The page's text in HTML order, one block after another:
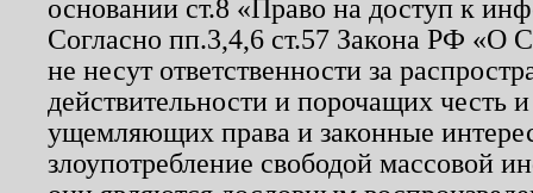
основании ст.8 «Право на доступ к
Согласно пп.3,4,6 ст.57 Закона РФ «О
не несут ответственности за
действительности и порочащих честь
ущемляющих права и законные
злоупотребление свободой массовой